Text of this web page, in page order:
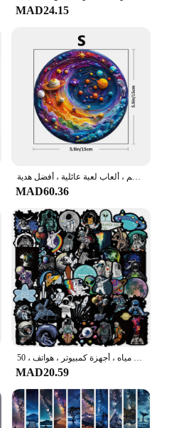
MAD24.15
لغز خشبي للبالغين والأطفال ، كوكب الفضاء ، لغز على شكل غير منتظم ، ألعاب لعبة عائلية ، أفضل هدية
MAD60.36
رواد الفضاء يستكشفون ملصقات جرافيتي الفضاء الخارجي ، شارات فينيل مقاومة للماء ، أجهزة لابتوب ذاتية الصنع ، زجاجات مياه ، أجهزة كمبيوتر ، هواتف ، 50 *
MAD20.59